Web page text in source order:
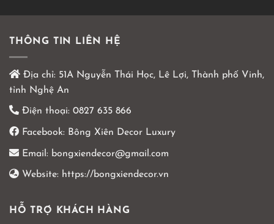
THÔNG TIN LIÊN HỆ
Địa chỉ: 51A Nguyễn Thái Học, Lê Lợi, Thành phố Vinh,
tỉnh Nghệ An
Điện thoại: 0827 635 866
Facebook: Bông Xiên Decor Luxury
Email: bongxiendecor@gmail.com
Website: https://bongxiendecor.vn
HỖ TRỢ KHÁCH HÀNG